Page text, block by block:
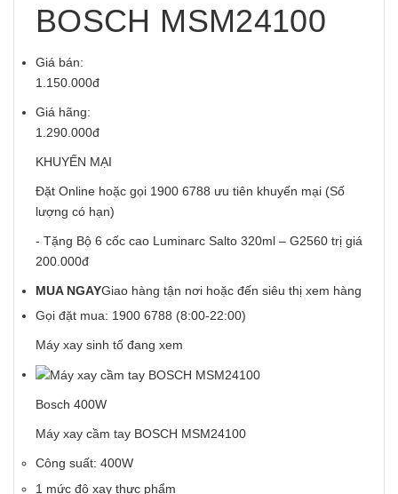
BOSCH MSM24100
Giá bán:
1.150.000đ
Giá hãng:
1.290.000đ
KHUYẾN MẠI
Đặt Online hoặc gọi 1900 6788 ưu tiên khuyến mại (Số
lượng có hạn)
- Tặng Bộ 6 cốc cao Luminarc Salto 320ml – G2560 trị giá
200.000đ
MUA NGAYGiao hàng tận nơi hoặc đến siêu thị xem hàng
Gọi đặt mua: 1900 6788 (8:00-22:00)
Máy xay sinh tố đang xem
Bosch 400W
Máy xay cầm tay BOSCH MSM24100
Công suất: 400W
1 mức độ xay thực phẩm